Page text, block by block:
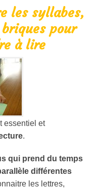
les syllabes,
pour
à lire
essentiel et
.
qui prend du temps
différentes
les lettres,